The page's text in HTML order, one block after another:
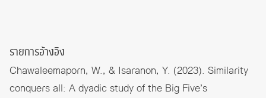
รายการอ้างอิง
Chawaleemaporn, W., & Isaranon, Y. (2023). Similarity
conquers all: A dyadic study of the Big Five’s